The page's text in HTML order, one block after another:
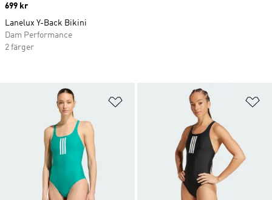
Lägg till på önskelistan
Price
699 kr
Lanelux Y-Back Bikini
Dam Performance
2 färger